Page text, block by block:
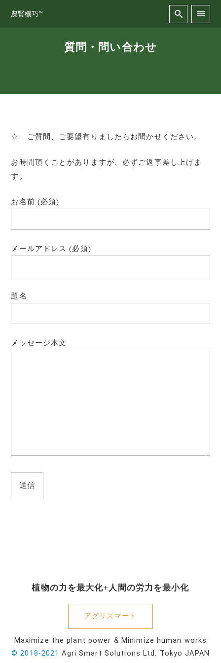
農賢機巧™
質問・問い合わせ
☆ ご質問、ご要望有りましたらお聞かせください。
お時間頂くことがありますが、必ずご返事差し上げま
す。
お名前 (必須)
メールアドレス (必須)
題名
メッセージ本文
植物の力を最大化+人間の労力を最小化
アグリスマート
Maximize the plant power & Minimize human works
© 2018-2021 Agri Smart Solutions Ltd. Tokyo JAPAN